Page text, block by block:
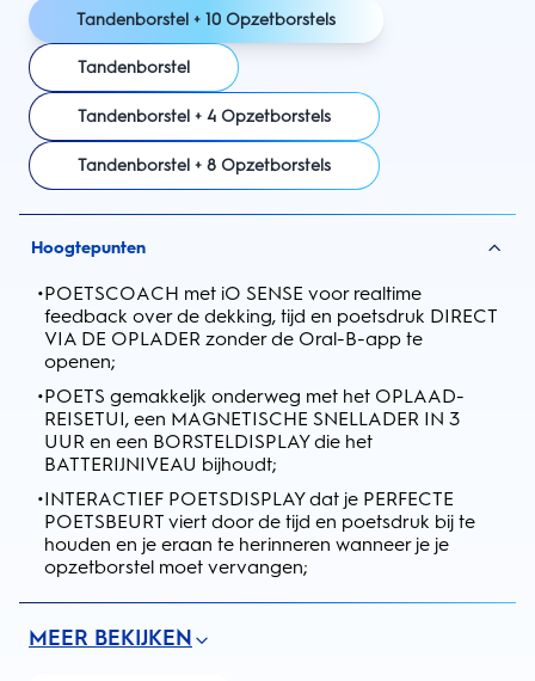
Tandenborstel + 10 Opzetborstels
Tandenborstel
Tandenborstel + 4 Opzetborstels
Tandenborstel + 8 Opzetborstels
Hoogtepunten
•POETSCOACH met iO SENSE voor realtime
feedback over de dekking, tijd en poetsdruk DIRECT
VIA DE OPLADER zonder de Oral-B-app te
openen;
•POETS gemakkeljk onderweg met het OPLAAD-
REISETUI, een MAGNETISCHE SNELLADER IN 3
UUR en een BORSTELDISPLAY die het
BATTERIJNIVEAU bijhoudt;
•INTERACTIEF POETSDISPLAY dat je PERFECTE
POETSBEURT viert door de tijd en poetsdruk bij te
houden en je eraan te herinneren wanneer je je
opzetborstel moet vervangen;
MEER BEKIJKEN